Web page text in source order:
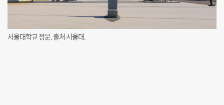
서울대학교 정문. 출처 서울대.